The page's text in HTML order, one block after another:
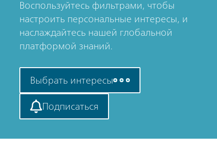
Воспользуйтесь фильтрами, чтобы
настроить персональные интересы, и
наслаждайтесь нашей глобальной
платформой знаний.
Выбрать интересы
Подписаться